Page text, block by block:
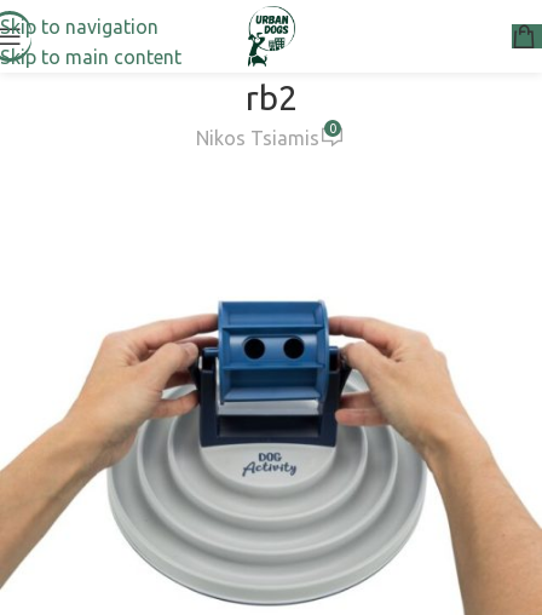
Skip to navigation
Skip to main content
rb2
Nikos Tsiamis 0